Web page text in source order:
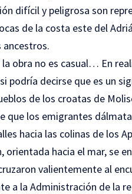
difícil y peligrosa son
de la costa este del
ancestros.
obra no es casual… En
podría decirse que es un
de los croatas de
que los emigrantes
hacia las colinas de los
hacia el mar, se
valientemente al
a la Administración de la